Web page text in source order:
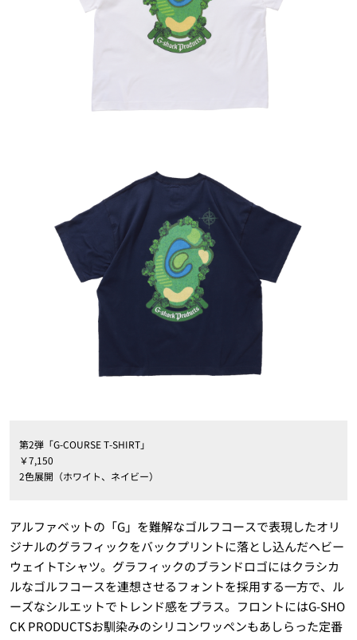
第2弾「G-COURSE T-SHIRT」
￥7,150
2色展開（ホワイト、ネイビー）
アルファベットの「G」を難解なゴルフコースで表現したオリ
ジナルのグラフィックをバックプリントに落とし込んだヘビー
ウェイトTシャツ。グラフィックのブランドロゴにはクラシカ
ルなゴルフコースを連想させるフォントを採用する一方で、ル
ーズなシルエットでトレンド感をプラス。フロントにはG-SHO
CK PRODUCTSお馴染みのシリコンワッペンもあしらった定番